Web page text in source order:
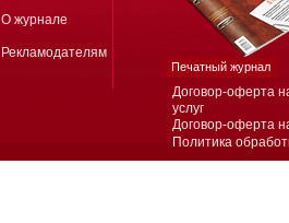
Договор-оферта
услуг
Договор-оферта
Политика
О журнале
Рекламодателям
Печатный журнал